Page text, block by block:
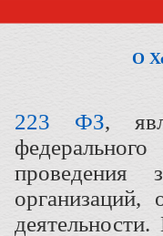
О
223 ФЗ,